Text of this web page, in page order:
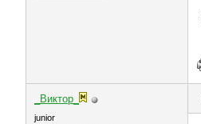
_Виктор_
juniоr